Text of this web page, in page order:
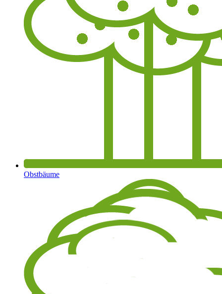
Obstbäume